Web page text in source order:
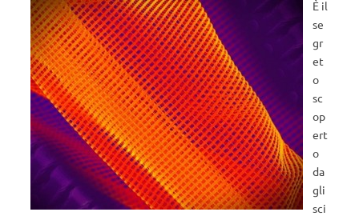
È il
se
gr
et
o
sc
op
ert
o
da
gli
sci